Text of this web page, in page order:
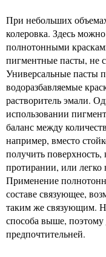
При небольших
колеровка. Здесь
полнотонными
пигментные пасты, не
Универсальные пасты
водоразбавляемые
растворитель эмали.
использовании
баланс между
например, вместо
получить поверхность,
протирании, или
Применение
составе связующее,
таким же связующим.
способа выше,
предпочтительней.